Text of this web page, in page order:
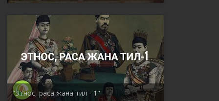
"Этнос, раса жана тил - 1"